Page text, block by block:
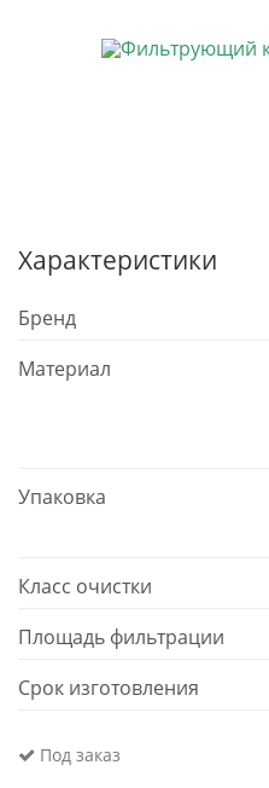
Характеристики
Бренд
Материал
Упаковка
Класс очистки
Площадь фильтрации
Срок изготовления
Под заказ